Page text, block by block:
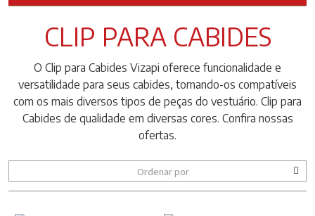
CLIP PARA CABIDES
O Clip para Cabides Vizapi oferece funcionalidade e
versatilidade para seus cabides, tornando-os compatíveis
com os mais diversos tipos de peças do vestuário. Clip para
Cabides de qualidade em diversas cores. Confira nossas
ofertas.
Ordenar por